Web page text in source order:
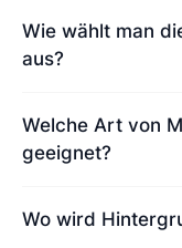
Wie wählt man
aus?
Welche Art von
geeignet?
Wo wird